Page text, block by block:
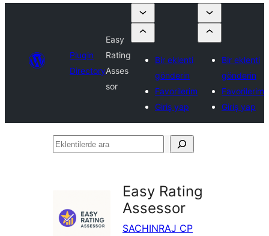
Plugin
Directory
Easy
Rating
Asses
sor
Bir eklenti
gönderin
Favorilerim
Giriş yap
Bir eklenti
gönderin
Favorilerim
Giriş yap
Eklentilerde
Easy Rating
Assessor
SACHINRAJ CP